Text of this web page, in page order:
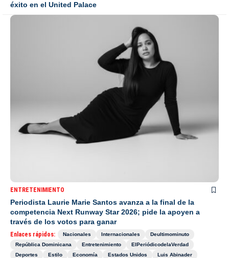
éxito en el United Palace
ENTRETENIMIENTO
Periodista Laurie Marie Santos avanza a la final de la
competencia Next Runway Star 2026; pide la apoyen a
través de los votos para ganar
Enlaces rápidos: Nacionales Internacionales
Deultimominuto
República Dominicana
Entretenimiento
ElPeriódicodelaVerdad
Deportes
Estilo Economía Estados Unidos
Luis Abinader